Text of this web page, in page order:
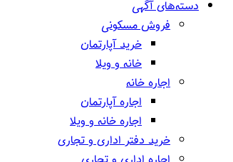
دسته‌های آگهی
فروش مسکونی
خرید آپارتمان
خانه و ویلا
اجاره خانه
اجاره آپارتمان
اجاره خانه و ویلا
خرید دفتر اداری و تجاری